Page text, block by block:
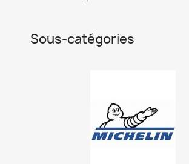
Sous-catégories